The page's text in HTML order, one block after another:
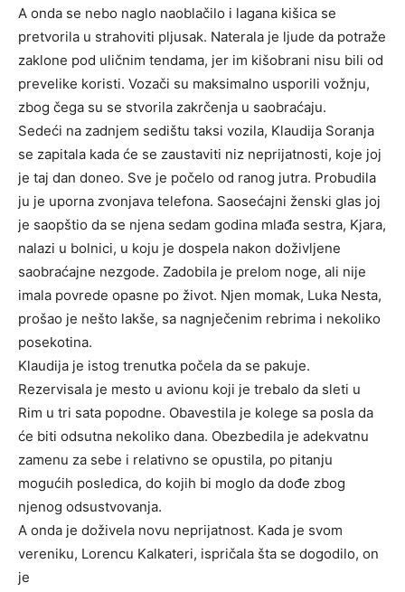
A onda se nebo naglo naoblačilo i lagana kišica se
pretvorila u strahoviti pljusak. Naterala je ljude da potraže
zaklone pod uličnim tendama, jer im kišobrani nisu bili od
prevelike koristi. Vozači su maksimalno usporili vožnju,
zbog čega su se stvorila zakrčenja u saobraćaju.
Sedeći na zadnjem sedištu taksi vozila, Klaudija Soranja
se zapitala kada će se zaustaviti niz neprijatnosti, koje joj
je taj dan doneo. Sve je počelo od ranog jutra. Probudila
ju je uporna zvonjava telefona. Saosećajni ženski glas joj
je saopštio da se njena sedam godina mlađa sestra, Kjara,
nalazi u bolnici, u koju je dospela nakon doživljene
saobraćajne nezgode. Zadobila je prelom noge, ali nije
imala povrede opasne po život. Njen momak, Luka Nesta,
prošao je nešto lakše, sa nagnječenim rebrima i nekoliko
posekotina.
Klaudija je istog trenutka počela da se pakuje.
Rezervisala je mesto u avionu koji je trebalo da sleti u
Rim u tri sata popodne. Obavestila je kolege sa posla da
će biti odsutna nekoliko dana. Obezbedila je adekvatnu
zamenu za sebe i relativno se opustila, po pitanju
mogućih posledica, do kojih bi moglo da dođe zbog
njenog odsustvovanja.
A onda je doživela novu neprijatnost. Kada je svom
vereniku, Lorencu Kalkateri, ispričala šta se dogodilo, on
je